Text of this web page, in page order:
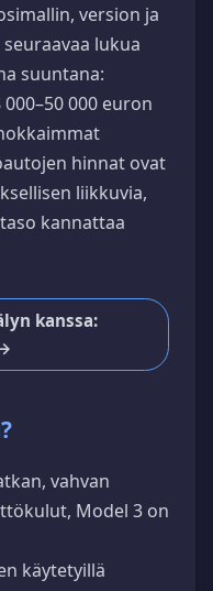
version ja
lukua
suuntana:
000 euron
hinnat ovat
liikkuvia,
kannattaa
kanssa:
vahvan
Model 3 on
käytetyillä